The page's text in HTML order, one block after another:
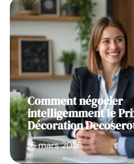
Comment négocier
intelligemment le
Décoration
16 mars 2026